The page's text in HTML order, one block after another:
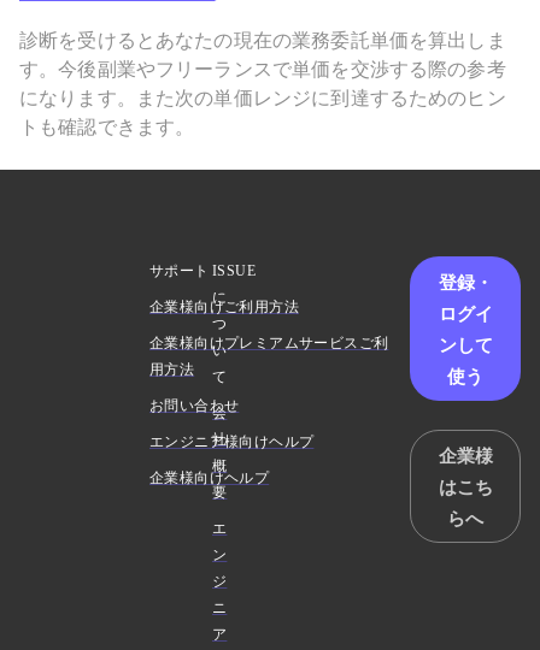
診断を受けるとあなたの現在の業務委託単価を算出しま
す。今後副業やフリーランスで単価を交渉する際の参考
になります。また次の単価レンジに到達するためのヒン
トも確認できます。
ISSUE
に
つ
い
て
会
社
概
要
エ
ン
ジ
ニ
ア
サポート
企業様向けご利用方法
企業様向けプレミアムサービスご利
用方法
お問い合わせ
エンジニア様向けヘルプ
企業様向けヘルプ
登録・
ログイ
ンして
使う
企業様
はこち
らへ